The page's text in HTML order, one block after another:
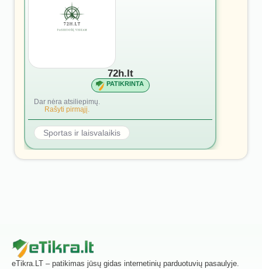
72h.lt
PATIKRINTA
Dar nėra atsiliepimų.
Rašyti pirmąjį.
Sportas ir laisvalaikis
eTikra.LT – patikimas jūsų gidas internetinių parduotuvių pasaulyje.